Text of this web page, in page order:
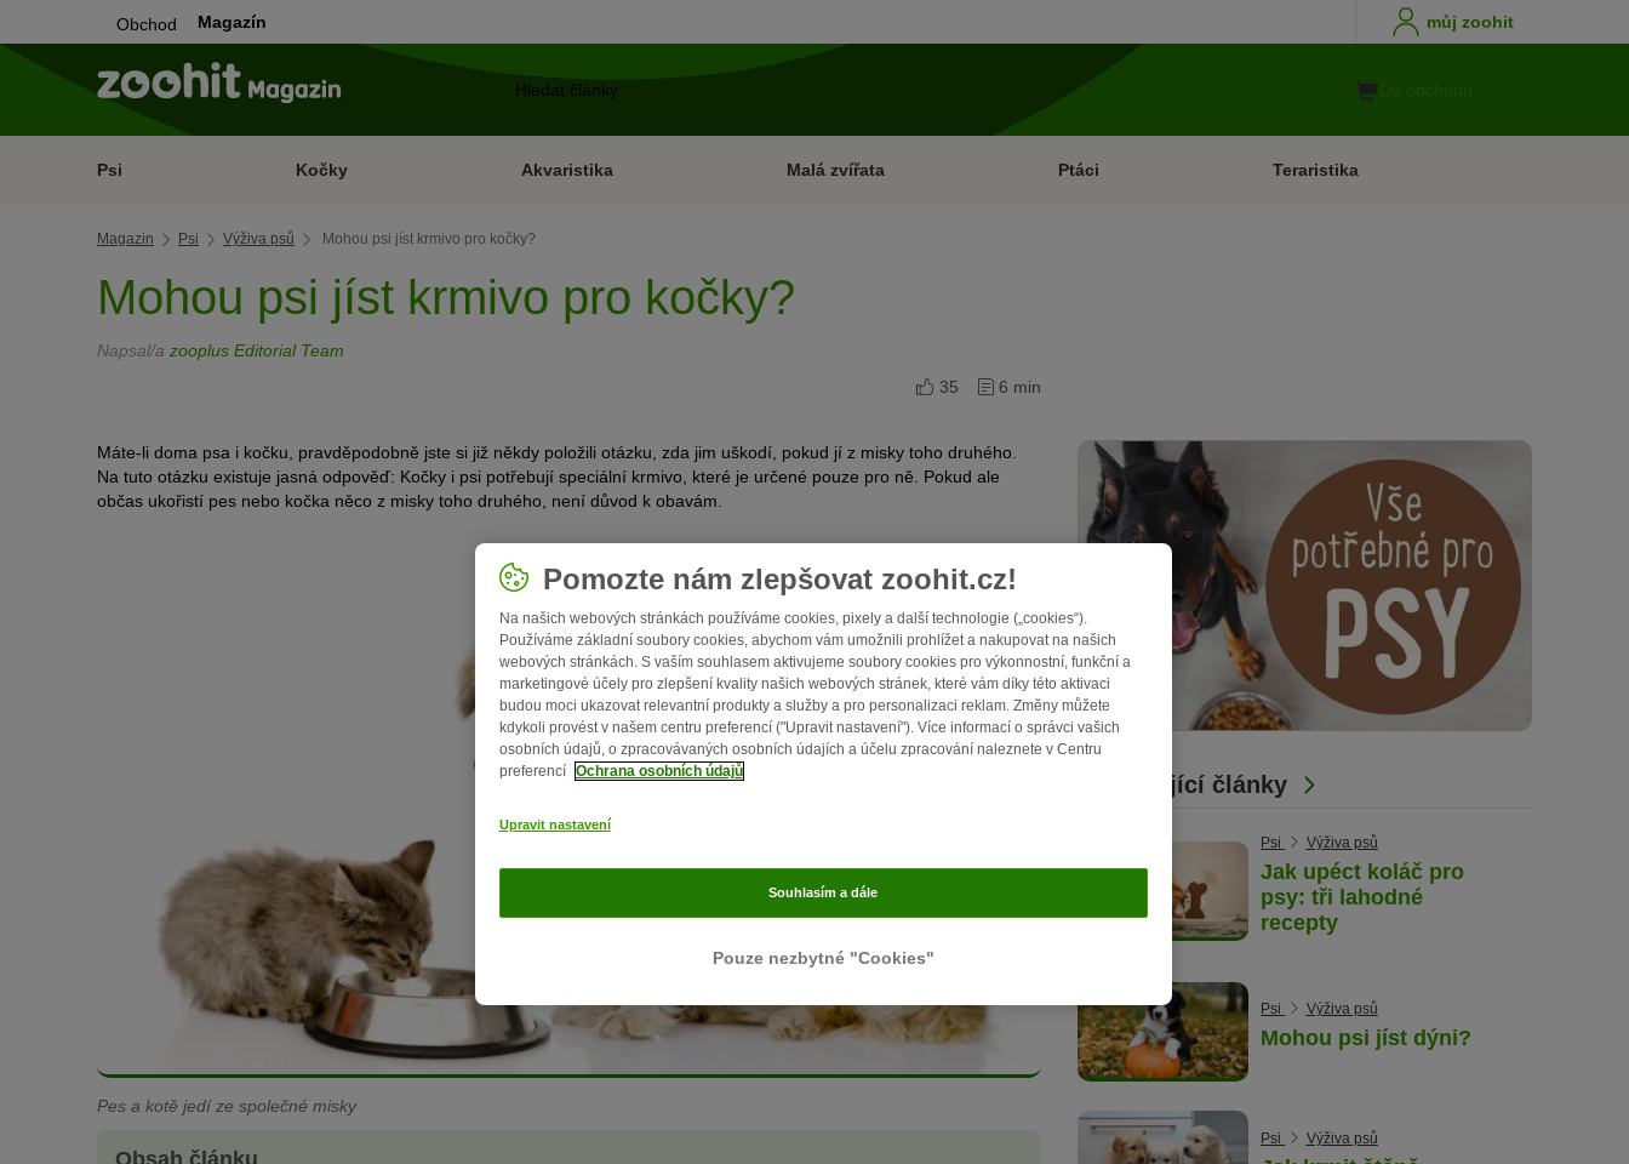
Obchod Magazín můj zoohit
Psi Kočky Akvaristika Malá zvířata Ptáci Teraristika
Magazin Psi Výživa psů Mohou psi jíst krmivo pro kočky?
Mohou psi jíst krmivo pro kočky?
Napsal/a zooplus Editorial Team
35
6 min
Máte-li doma psa i kočku, pravděpodobně jste si již někdy položili otázku, zda jim uškodí, pokud jí z misky toho druhého.
Na tuto otázku existuje jasná odpověď: Kočky i psi potřebují speciální krmivo, které je určené pouze pro ně. Pokud ale
občas ukořistí pes nebo kočka něco z misky toho druhého, není důvod k obavám.
Pes a kotě jedí ze společné misky
Související články
Psi Výživa psů
Jak upéct koláč pro
psy: tři lahodné
recepty
Psi Výživa psů
Mohou psi jíst dýni?
Psi Výživa psů
Pomozte nám zlepšovat zoohit.cz!
Na našich webových stránkách používáme cookies, pixely a další technologie („cookies“).
Používáme základní soubory cookies, abychom vám umožnili prohlížet a nakupovat na našich
webových stránkách. S vaším souhlasem aktivujeme soubory cookies pro výkonnostní, funkční a
marketingové účely pro zlepšení kvality našich webových stránek, které vám díky této aktivaci
budou moci ukazovat relevantní produkty a služby a pro personalizaci reklam. Změny můžete
kdykoli provést v našem centru preferencí ("Upravit nastavení"). Více informací o správci vašich
osobních údajů, o zpracovávaných osobních údajích a účelu zpracování naleznete v Centru
preferencí Ochrana osobních údajů
Upravit nastavení
Pouze nezbytné "Cookies"
Souhlasím a dále